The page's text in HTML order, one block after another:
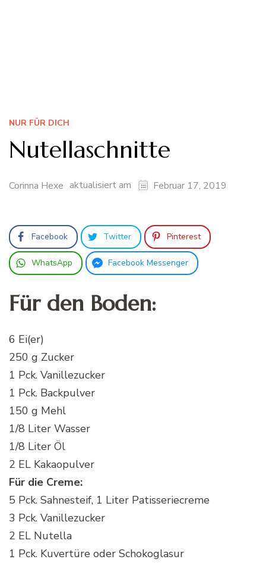
NUR FÜR DICH
Nutellaschnitte
Corinna Hexe aktualisiert am Februar 17, 2019
Facebook Twitter Pinterest
WhatsApp Facebook Messenger
Für den Boden:
6 Ei(er)
250 g Zucker
1 Pck. Vanillezucker
1 Pck. Backpulver
150 g Mehl
1/8 Liter Wasser
1/8 Liter Öl
2 EL Kakaopulver
Für die Creme:
5 Pck. Sahnesteif, 1 Liter Patisseriecreme
3 Pck. Vanillezucker
2 EL Nutella
1 Pck. Kuvertüre oder Schokoglasur